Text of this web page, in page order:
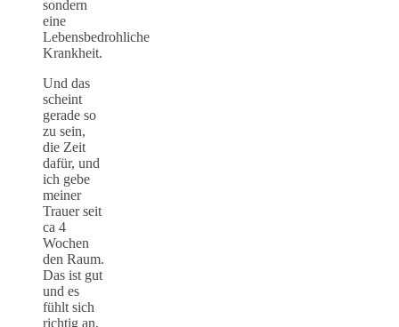
sondern
eine
Lebensbedrohliche
Krankheit.
Und das
scheint
gerade so
zu sein,
die Zeit
dafür, und
ich gebe
meiner
Trauer seit
ca 4
Wochen
den Raum.
Das ist gut
und es
fühlt sich
richtig an,